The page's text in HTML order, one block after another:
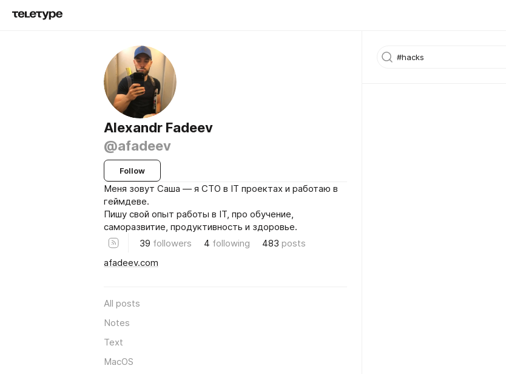
Alexandr Fadeev
@afadeev
Follow
Меня зовут Саша — я CTO в IT проектах и работаю в
геймдеве.
Пишу свой опыт работы в IT, про обучение,
саморазвитие, продуктивность и здоровье.
39 followers 4 following 483 posts
afadeev.com
All posts
Notes
Text
MacOS